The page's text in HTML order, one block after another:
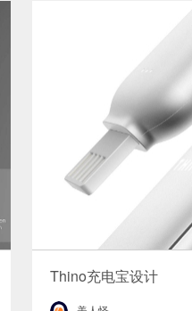
Thino充电宝设计